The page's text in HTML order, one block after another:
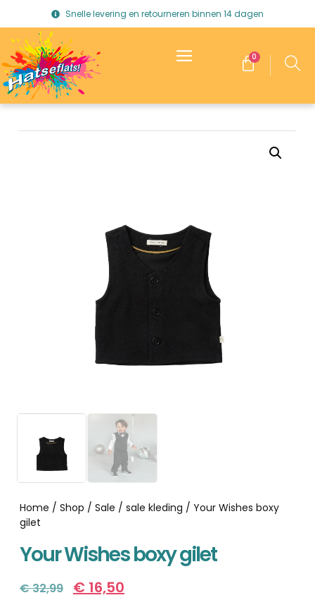
Snelle levering en retourneren binnen 14 dagen
0
Home / Shop / Sale / sale kleding / Your Wishes boxy
gilet
Your Wishes boxy gilet
€32,99 € 16,50